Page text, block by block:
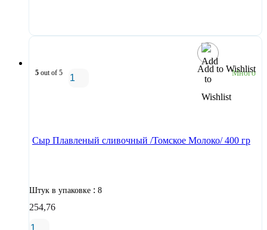
Add to Wishlist
5 out of 5 Много
Сыр Плавленый сливочный /Томское Молоко/ 400 гр
Штук в упаковке : 8
254,76